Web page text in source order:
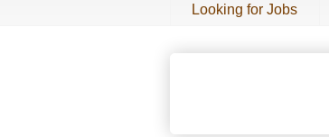
Looking for Jobs